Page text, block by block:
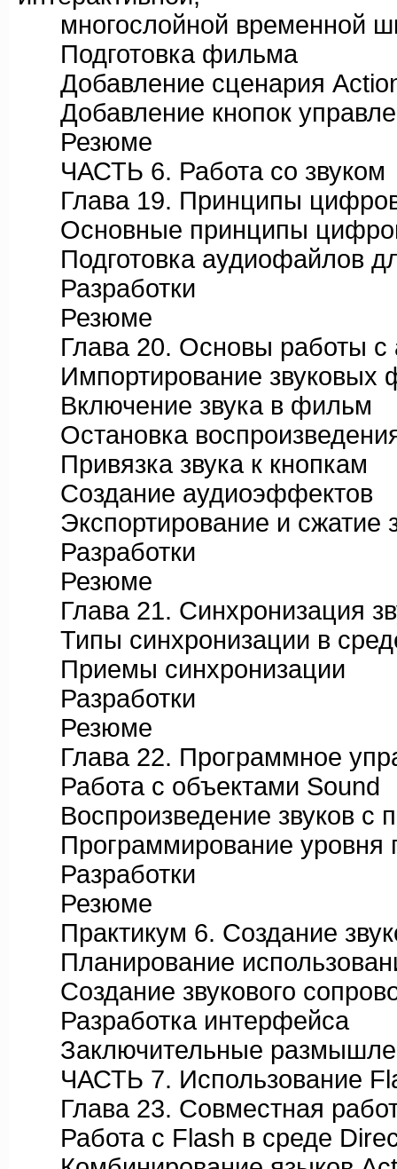
многослойной временной
Подготовка фильма
Добавление сценария
Добавление кнопок
Резюме
ЧАСТЬ 6. Работа со звуком
Глава 19. Принципы
Основные принципы
Подготовка аудиофайлов
Разработки
Резюме
Глава 20. Основы работы с
Импортирование звуковых
Включение звука в фильм
Остановка
Привязка звука к кнопкам
Создание аудиоэффектов
Экспортирование и сжатие
Разработки
Резюме
Глава 21. Синхронизация
Типы синхронизации в
Приемы синхронизации
Разработки
Резюме
Глава 22. Программное
Работа с объектами Sound
Воспроизведение звуков с
Программирование уровня
Разработки
Резюме
Практикум 6. Создание
Планирование
Создание звукового
Разработка интерфейса
Заключительные
ЧАСТЬ 7. Использование
Глава 23. Совместная
Работа с Flash в среде